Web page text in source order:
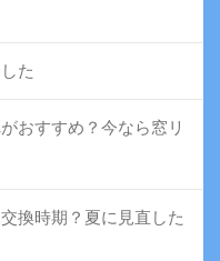
た
おすすめ？今なら窓リ
換時期？夏に見直した